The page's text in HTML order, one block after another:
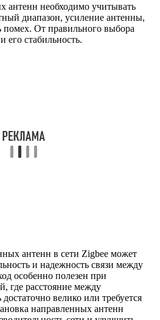
антенн необходимо учитывать
диапазон, усиление антенны,
помех. От правильного выбора
его стабильность.
антенн в сети Zigbee может
и надежность связи между
особенно полезен при
где расстояние между
велико или требуется
направленных антенн